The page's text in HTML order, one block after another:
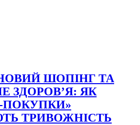
ШОПІНГ ТА
ЗДОРОВ’Я: ЯК
ТРИВОЖНІСТЬ